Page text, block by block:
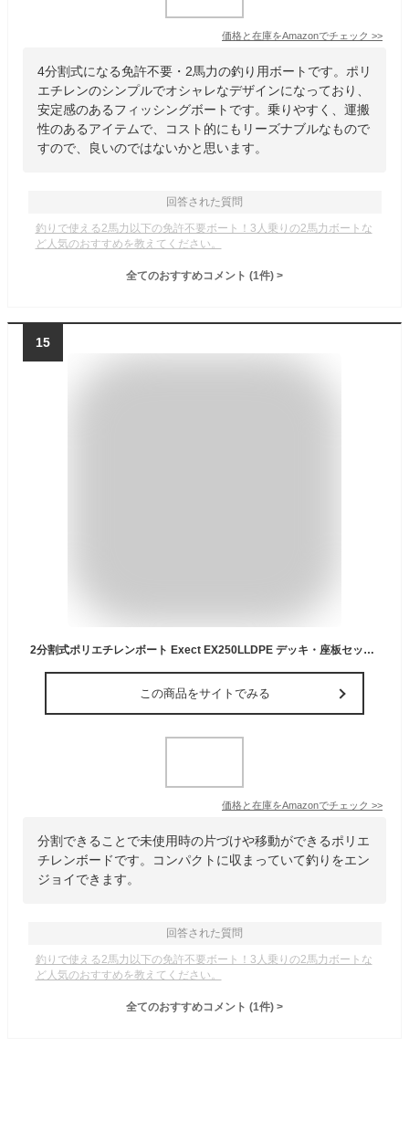
価格と在庫をAmazonでチェック >>
4分割式になる免許不要・2馬力の釣り用ボートです。ポリ
エチレンのシンプルでオシャレなデザインになっており、
安定感のあるフィッシングボートです。乗りやすく、運搬
性のあるアイテムで、コスト的にもリーズナブルなもので
すので、良いのではないかと思います。
回答された質問
釣りで使える2馬力以下の免許不要ボート！3人乗りの2馬力ボートな
ど人気のおすすめを教えてください。
全てのおすすめコメント (1件) >
15
2分割式ポリエチレンボート Exect EX250LLDPE デッキ・座板セット【西濃運輸支店止め発送】 (レッド)
この商品をサイトでみる
価格と在庫をAmazonでチェック >>
分割できることで未使用時の片づけや移動ができるポリエ
チレンボードです。コンパクトに収まっていて釣りをエン
ジョイできます。
回答された質問
釣りで使える2馬力以下の免許不要ボート！3人乗りの2馬力ボートな
ど人気のおすすめを教えてください。
全てのおすすめコメント (1件) >